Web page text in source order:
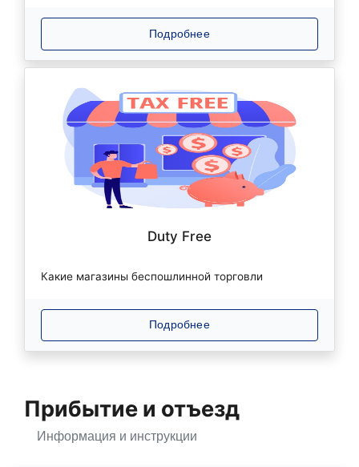
Подробнее
Duty Free
Какие магазины беспошлинной торговли
Подробнее
Прибытие и отъезд
Информация и инструкции